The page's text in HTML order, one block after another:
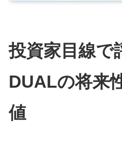
投資家目線で
DUALの将来
値